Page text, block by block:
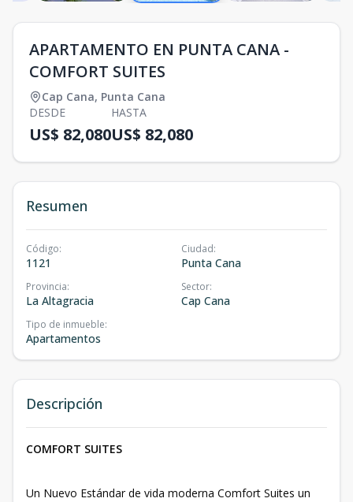
APARTAMENTO EN PUNTA CANA -
COMFORT SUITES
Cap Cana, Punta Cana
DESDE
US$ 82,080
HASTA
US$ 82,080
Resumen
Código:
1121
Ciudad:
Punta Cana
Provincia:
La Altagracia
Sector:
Cap Cana
Tipo de inmueble:
Apartamentos
Descripción
COMFORT SUITES
Un Nuevo Estándar de vida moderna Comfort Suites un